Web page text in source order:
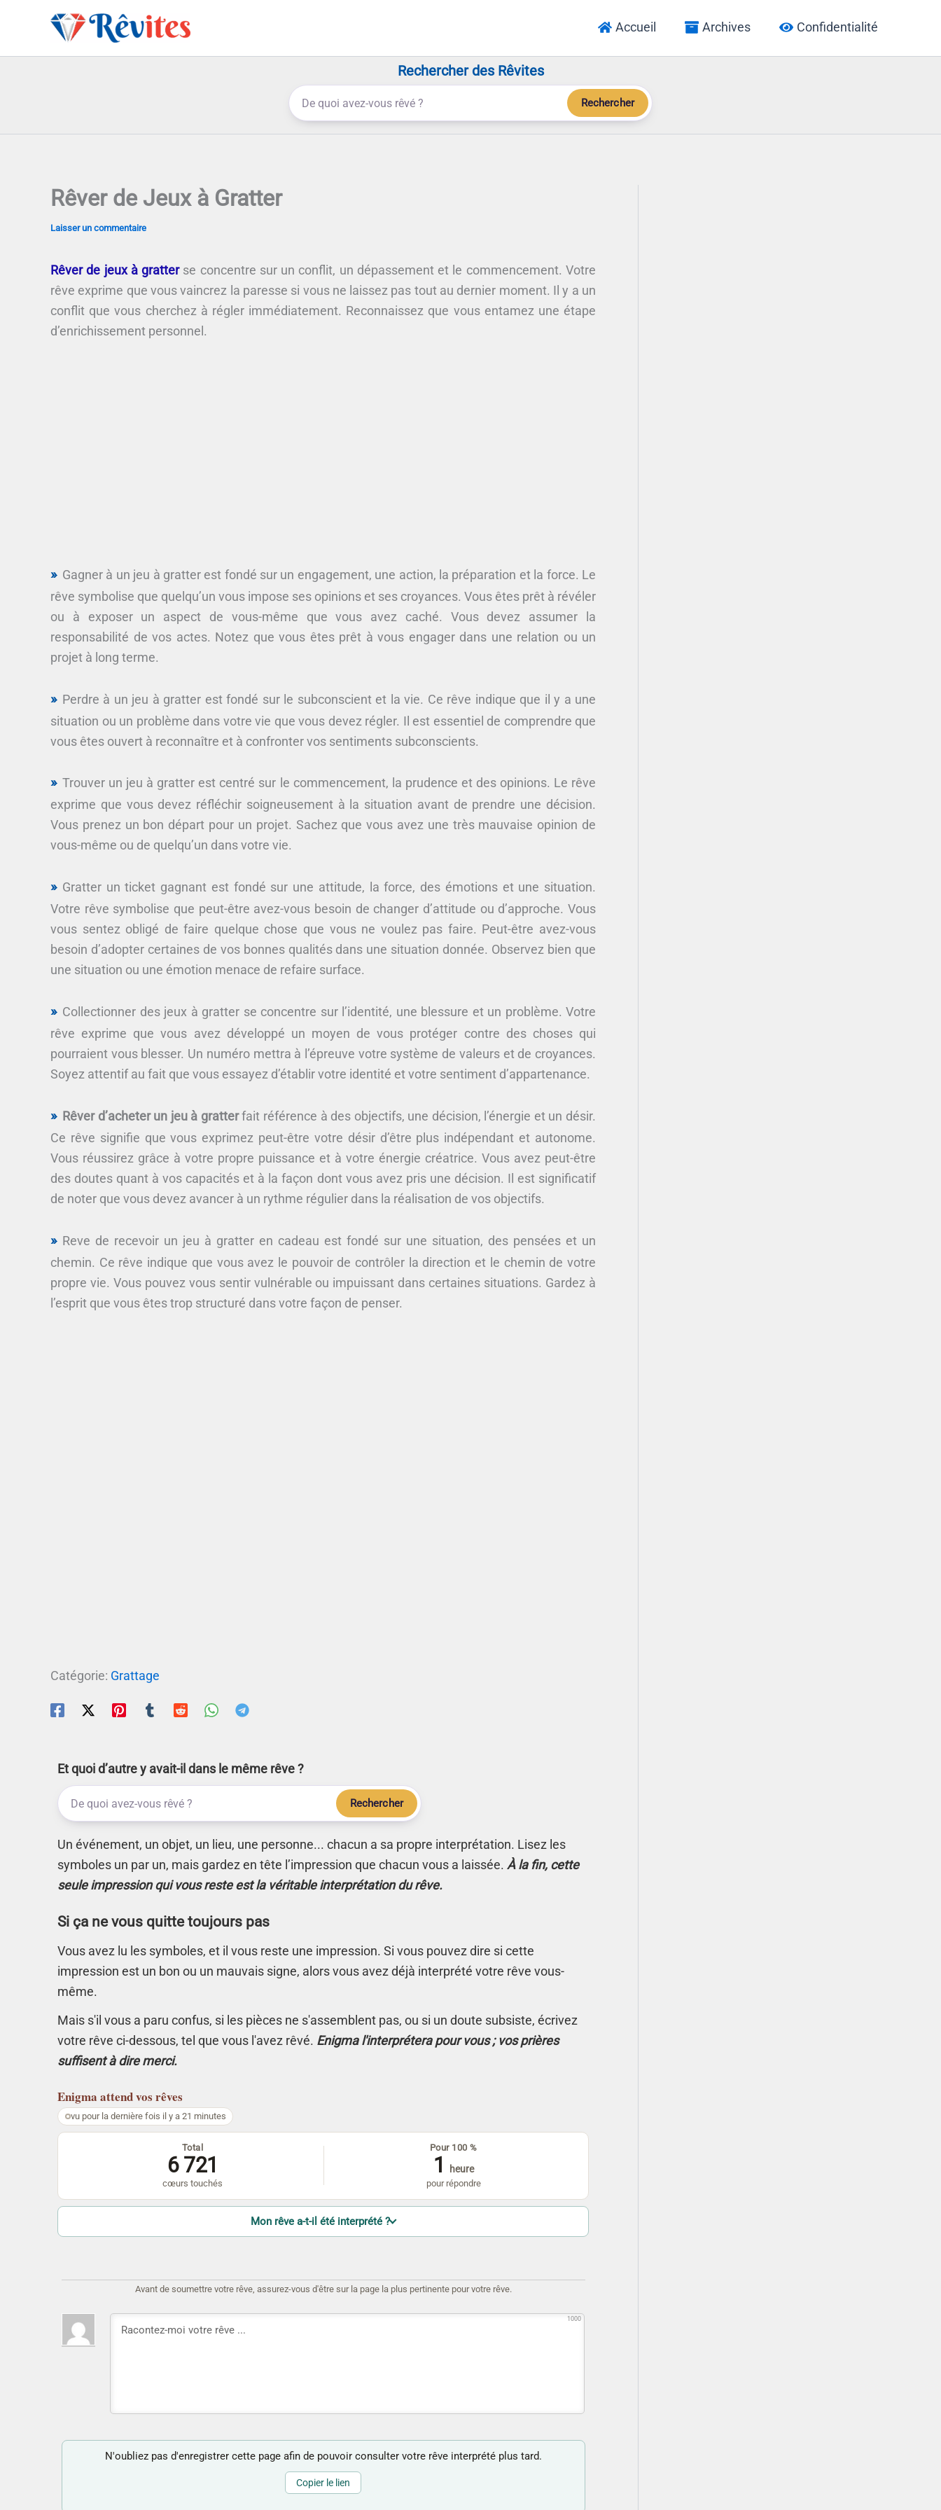
Accueil Archives Confidentialité
Rechercher des Rêvites
Rechercher
Rêver de Jeux à Gratter
Laisser un commentaire
Rêver de jeux à gratterse concentre sur un conflit, un dépassement et le commencement. Votre
rêve exprime que vous vaincrez la paresse si vous ne laissez pas tout au dernier moment. Il y a un
conflit que vous cherchez à régler immédiatement. Reconnaissez que vous entamez une étape
d’enrichissement personnel.
Gagner à un jeu à gratter est fondé sur un engagement, une action, la préparation et la force. Le
rêve symbolise que quelqu’un vous impose ses opinions et ses croyances. Vous êtes prêt à révéler
ou à exposer un aspect de vous-même que vous avez caché. Vous devez assumer la
responsabilité de vos actes. Notez que vous êtes prêt à vous engager dans une relation ou un
projet à long terme.
Perdre à un jeu à gratter est fondé sur le subconscient et la vie. Ce rêve indique que il y a une
situation ou un problème dans votre vie que vous devez régler. Il est essentiel de comprendre que
vous êtes ouvert à reconnaître et à confronter vos sentiments subconscients.
Trouver un jeu à gratter est centré sur le commencement, la prudence et des opinions. Le rêve
exprime que vous devez réfléchir soigneusement à la situation avant de prendre une décision.
Vous prenez un bon départ pour un projet. Sachez que vous avez une très mauvaise opinion de
vous-même ou de quelqu’un dans votre vie.
Gratter un ticket gagnant est fondé sur une attitude, la force, des émotions et une situation.
Votre rêve symbolise que peut-être avez-vous besoin de changer d’attitude ou d’approche. Vous
vous sentez obligé de faire quelque chose que vous ne voulez pas faire. Peut-être avez-vous
besoin d’adopter certaines de vos bonnes qualités dans une situation donnée. Observez bien que
une situation ou une émotion menace de refaire surface.
Collectionner des jeux à gratter se concentre sur l’identité, une blessure et un problème. Votre
rêve exprime que vous avez développé un moyen de vous protéger contre des choses qui
pourraient vous blesser. Un numéro mettra à l’épreuve votre système de valeurs et de croyances.
Soyez attentif au fait que vous essayez d’établir votre identité et votre sentiment d’appartenance.
Rêver d’acheter un jeu à gratterfait référence à des objectifs, une décision, l’énergie et un désir.
Ce rêve signifie que vous exprimez peut-être votre désir d’être plus indépendant et autonome.
Vous réussirez grâce à votre propre puissance et à votre énergie créatrice. Vous avez peut-être
des doutes quant à vos capacités et à la façon dont vous avez pris une décision. Il est significatif
de noter que vous devez avancer à un rythme régulier dans la réalisation de vos objectifs.
Reve de recevoir un jeu à gratter en cadeau est fondé sur une situation, des pensées et un
chemin. Ce rêve indique que vous avez le pouvoir de contrôler la direction et le chemin de votre
propre vie. Vous pouvez vous sentir vulnérable ou impuissant dans certaines situations. Gardez à
l’esprit que vous êtes trop structuré dans votre façon de penser.
Catégorie: Grattage
Et quoi d’autre y avait-il dans le même rêve ?
Rechercher
Un événement, un objet, un lieu, une personne... chacun a sa propre interprétation. Lisez les
symboles un par un, mais gardez en tête l’impression que chacun vous a laissée. À la fin, cette
seule impression qui vous reste est la véritable interprétation du rêve.
Si ça ne vous quitte toujours pas
Vous avez lu les symboles, et il vous reste une impression. Si vous pouvez dire si cette
impression est un bon ou un mauvais signe, alors vous avez déjà interprété votre rêve vous-
même.
Mais s'il vous a paru confus, si les pièces ne s'assemblent pas, ou si un doute subsiste, écrivez
votre rêve ci-dessous, tel que vous l'avez rêvé. Enigma l'interprétera pour vous ; vos prières
suffisent à dire merci.
Enigma attend vos rêves
vu pour la dernière fois il y a 21 minutes
Total
6 721
cœurs touchés
Pour 100 %
1 heure
pour répondre
Mon rêve a-t-il été interprété ?
Avant de soumettre votre rêve, assurez-vous d'être sur la page la plus pertinente pour votre rêve.
1000
N'oubliez pas d'enregistrer cette page afin de pouvoir consulter votre rêve interprété plus tard.
Copier le lien